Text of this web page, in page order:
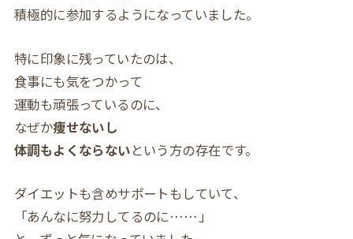
積極的に参加するようになっていました。
特に印象に残っていたのは、
食事にも気をつかって
運動も頑張っているのに、
なぜか痩せないし
体調もよくならないという方の存在です。
ダイエットも含めサポートもしていて、
「あんなに努力してるのに……」